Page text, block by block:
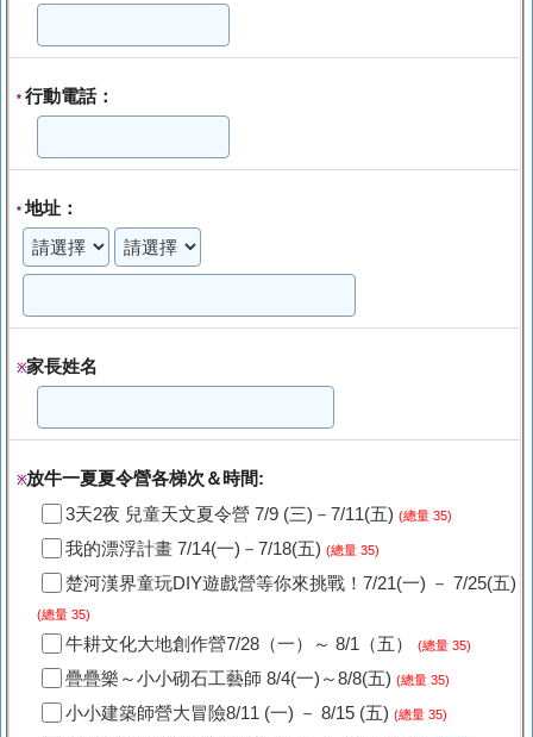
* 行動電話：
*地址：
※家長姓名
※放牛一夏夏令營各梯次＆時間:
3天2夜 兒童天文夏令營 7/9 (三)－7/11(五) (總量 35)
我的漂浮計畫 7/14(一)－7/18(五) (總量 35)
楚河漢界童玩DIY遊戲營等你來挑戰！7/21(一) － 7/25(五)
(總量 35)
牛耕文化大地創作營7/28（一）～ 8/1（五） (總量 35)
疊疊樂～小小砌石工藝師 8/4(一)～8/8(五) (總量 35)
小小建築師營大冒險8/11 (一) － 8/15 (五) (總量 35)